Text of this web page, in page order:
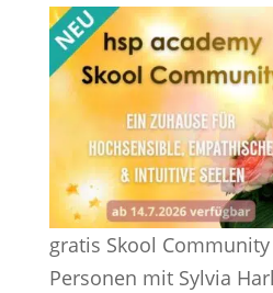
gratis Skool
Personen mit Sylvia